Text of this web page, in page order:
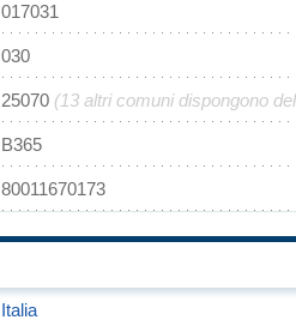
017031
030
25070 (13 altri comuni dispongono
B365
80011670173
Italia